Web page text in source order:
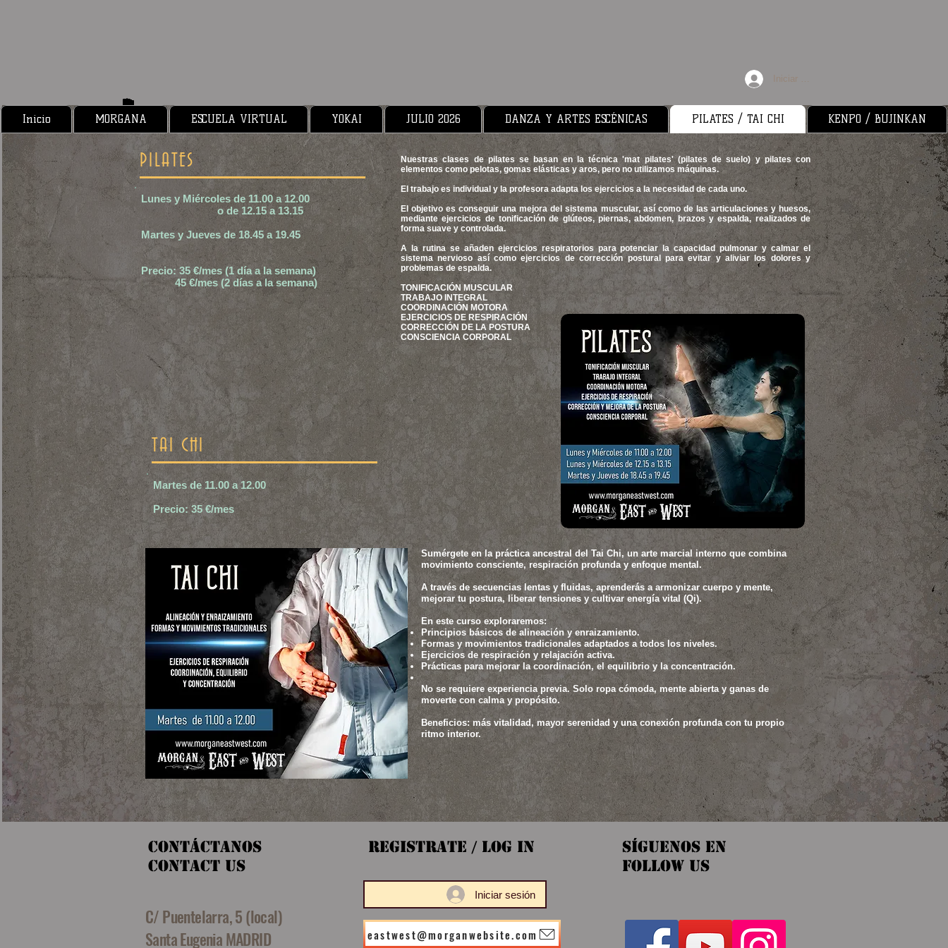
Iniciar sesión
PILATES
Lunes y Miércoles de 11.00 a 12.00
o de 12.15 a 13.15
Martes y Jueves de 18.45 a 19.45
Precio: 35 €/mes (1 día a la semana)
45 €/mes (2 días a la semana)
TAI CHI
Martes de 11.00 a 12.00
Precio: 35 €/mes
Nuestras clases de pilates se basan en la técnica 'mat pilates' (pilates de suelo) y pilates con
elementos como pelotas, gomas elásticas y aros, pero no utilizamos máquinas.
El trabajo es individual y la profesora adapta los ejercicios a la necesidad de cada uno.
El objetivo es conseguir una mejora del sistema muscular, así como de las articulaciones y huesos,
mediante ejercicios de tonificación de glúteos, piernas, abdomen, brazos y espalda, realizados de
forma suave y controlada.
A la rutina se añaden ejercicios respiratorios para potenciar la capacidad pulmonar y calmar el
sistema nervioso así como ejercicios de corrección postural para evitar y aliviar los dolores y
problemas de espalda.
TONIFICACIÓN MUSCULAR​
TRABAJO INTEGRAL​
COORDINACIÓN MOTORA​
EJERCICIOS DE RESPIRACIÓN​
CORRECCIÓN DE LA POSTURA​
CONSCIENCIA CORPORAL
Sumérgete en la práctica ancestral del Tai Chi, un arte marcial interno que combina
movimiento consciente, respiración profunda y enfoque mental.
A través de secuencias lentas y fluidas, aprenderás a armonizar cuerpo y mente,
mejorar tu postura, liberar tensiones y cultivar energía vital (Qi).
En este curso exploraremos:
Principios básicos de alineación y enraizamiento.
Formas y movimientos tradicionales adaptados a todos los niveles.
Ejercicios de respiración y relajación activa.
Prácticas para mejorar la coordinación, el equilibrio y la concentración.
No se requiere experiencia previa. Solo ropa cómoda, mente abierta y ganas de
moverte con calma y propósito.
Beneficios: más vitalidad, mayor serenidad y una conexión profunda con tu propio
ritmo interior.
Inicio MORGANA ESCUELA VIRTUAL YOKAI JULIO 2026 DANZA Y ARTES ESCÉNICAS PILATES / TAI CHI KENPO / BUJINKAN
​​​Contáctanos
CONTACT US
Registrate / Log In
C/ Puentelarra, 5 (local)
Santa Eugenia MADRID
Iniciar sesión
eastwest@morganwebsite.com
Síguenos en
FOLLOW US